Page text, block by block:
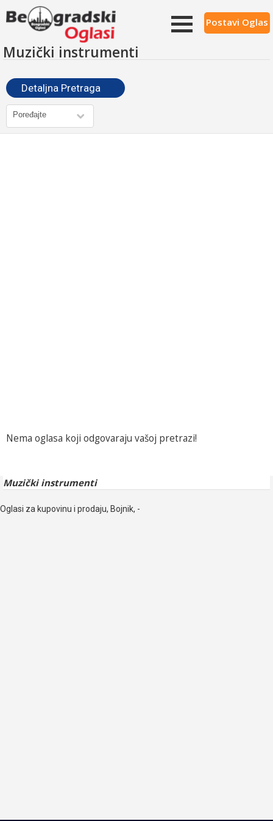
Postavi Oglas
Muzički instrumenti
Detaljna Pretraga
Nema oglasa koji odgovaraju vašoj pretrazi!
Muzički instrumenti
Oglasi za kupovinu i prodaju, Bojnik, -